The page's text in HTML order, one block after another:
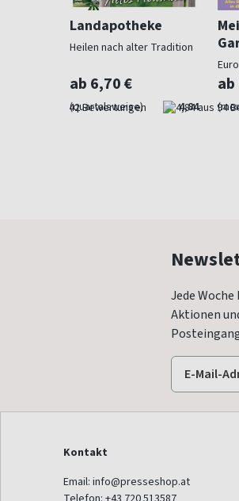
Landapotheke
Heilen nach alter Tradition
ab 6,70 €
(quartalsweise) 4,84
ab
Jede
Aktionen
Kontakt
Email: info@presseshop.at